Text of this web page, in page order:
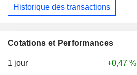
Cotations et Performances
1 jour
+0,47 %
Historique des transactions